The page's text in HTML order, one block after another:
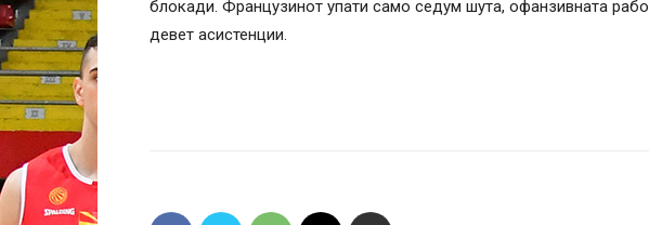
блокади. Французинот упати само седум шута, офанзивната
девет асистенции.